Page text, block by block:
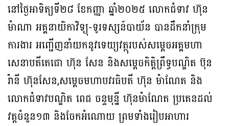
នៅថ្ងៃអាទិត្យទី២៨ ខែកញ្ញា ឆ្នាំ២០២៥ លោកជំទាវ ហ៊ុន
ម៉ាណា អគ្គនាយិកាវិទ្យុ-ទូរទស្សន៍បាយ័ន បានដឹកនាំក្រុម
ការងារ អញ្ជើញនាំយកនូវទេយ្យវត្ថុរបស់សម្តេចអគ្គមហា
សេនាបតីតេជោ ហ៊ុន សែន និងសម្តេចកិត្តិព្រឹទ្ធបណ្ឌិត ប៊ុន
រ៉ានី ហ៊ុនសែន,សម្ដេចមហាបវរធិបតី ហ៊ុន ម៉ាណែត និង
លោកជំទាវបណ្ឌិត ពេជ ចន្ទមុន្នី ហ៊ុនម៉ាណែត ប្រគេនដល់
វត្តចំនួន១៣ និងចែកអំណោយ ព្រមទាំងរៀបអាហារ